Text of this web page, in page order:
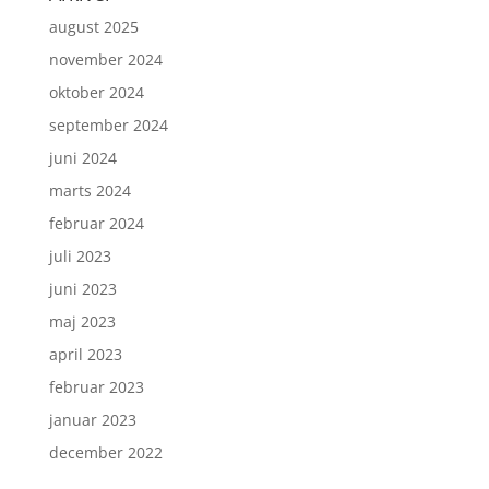
august 2025
november 2024
oktober 2024
september 2024
juni 2024
marts 2024
februar 2024
juli 2023
juni 2023
maj 2023
april 2023
februar 2023
januar 2023
december 2022